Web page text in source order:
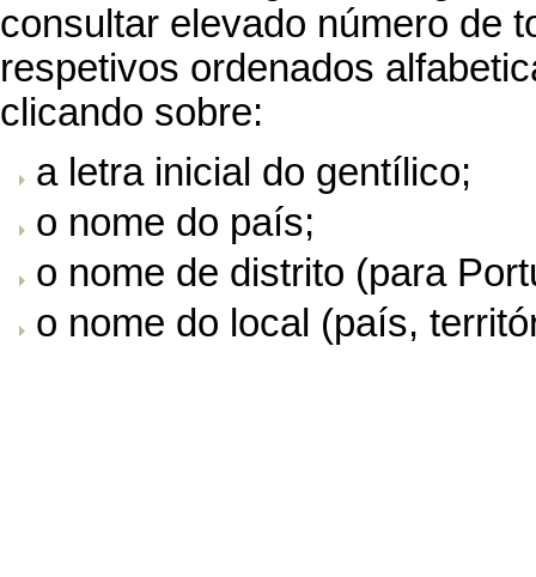
consultar elevado número de
respetivos ordenados
clicando sobre:
a letra inicial do gentílico;
o nome do país;
o nome de distrito (para
o nome do local (país,